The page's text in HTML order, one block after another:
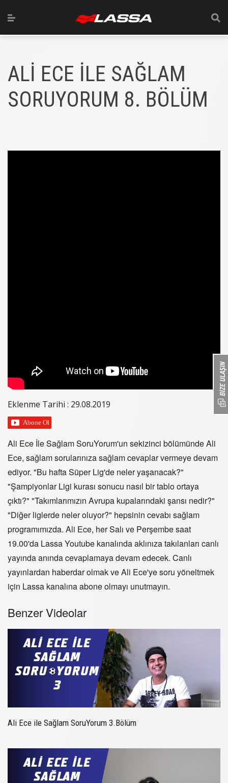
ALİ ECE İLE SAĞLAM
SORUYORUM 8. BÖLÜM
Eklenme Tarihi : 29.08.2019
Ali Ece İle Sağlam SoruYorum'un sekizinci bölümünde Ali
Ece, sağlam sorularınıza sağlam cevaplar vermeye devam
ediyor. "Bu hafta Süper Lig'de neler yaşanacak?"
"Şampiyonlar Ligi kurası sonucu nasıl bir tablo ortaya
çıktı?" "Takımlarımızın Avrupa kupalarındaki şansı nedir?"
"Diğer liglerde neler oluyor?" hepsinin cevabı sağlam
programımızda. Ali Ece, her Salı ve Perşembe saat
19.00'da Lassa Youtube kanalında aklınıza takılanları canlı
yayında anında cevaplamaya devam edecek. Canlı
yayınlardan haberdar olmak ve Ali Ece'ye soru yöneltmek
için Lassa kanalına abone olmayı unutmayın.
Benzer Videolar
Ali Ece ile Sağlam SoruYorum 3.Bölüm